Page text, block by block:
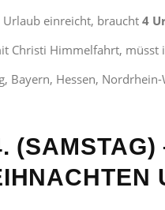
einreicht, braucht 4
Christi Himmelfahrt,
Bayern, Hessen,